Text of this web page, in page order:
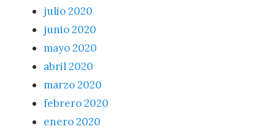
julio 2020
junio 2020
mayo 2020
abril 2020
marzo 2020
febrero 2020
enero 2020